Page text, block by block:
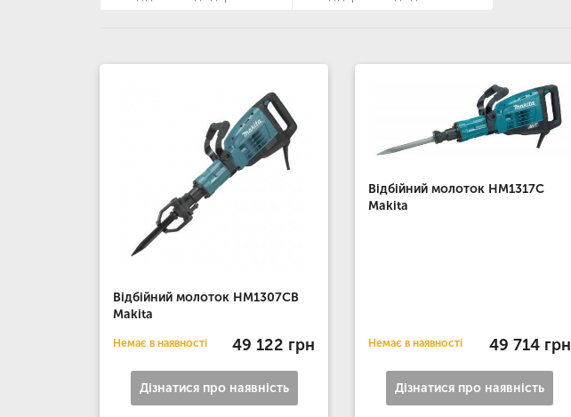
Відбійний молоток HM1307CB
Makita
Немає в наявності 49 122 грн
Дізнатися про наявність
Відбійний молоток HM1317C
Makita
Немає в наявності 49 714 грн
Дізнатися про наявність